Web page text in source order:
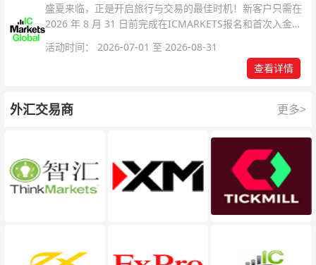
盛夏来临，正是开启旅行与交易的最佳时机！新客户只需在
2026 年 8 月 31 日前完成在ICMARKETS报名和首次入金即
活动时间： 2026-07-01 至 2026-08-31
查看详情
外汇交易商 更多>